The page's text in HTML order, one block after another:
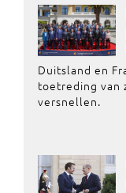
Duitsland en
toetreding van
versnellen.